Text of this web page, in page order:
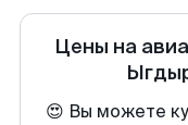
Цены на
😍 Вы можете